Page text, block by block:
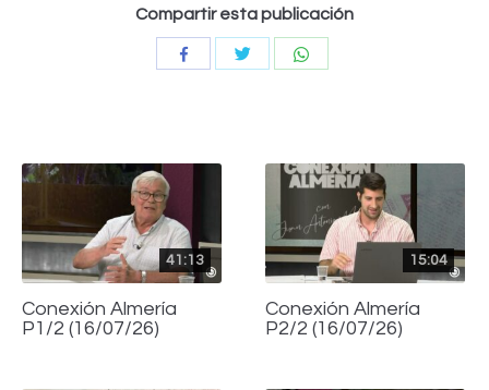
Compartir esta publicación
CompartirCompartir
41:13
Conexión Almería
P1/2 (16/07/26)
15:04
Conexión Almería
P2/2 (16/07/26)